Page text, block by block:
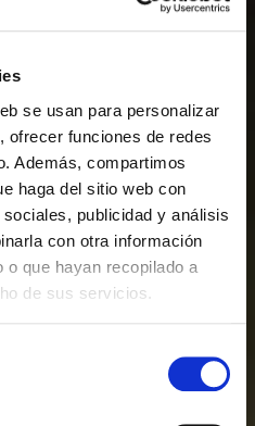
se usan para personalizar
ofrecer funciones de redes
Además, compartimos
haga del sitio web con
publicidad y análisis
con otra información
o que hayan recopilado a
de sus servicios.
Suite